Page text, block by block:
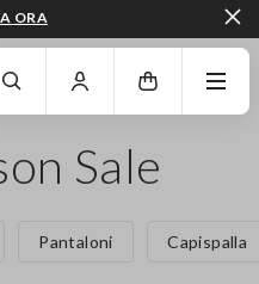
AL FONDO DELLA PAGINA
ORA
Sale
Pantaloni Capispalla